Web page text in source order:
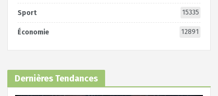
Sport 15335
Économie 12891
Dernières Tendances